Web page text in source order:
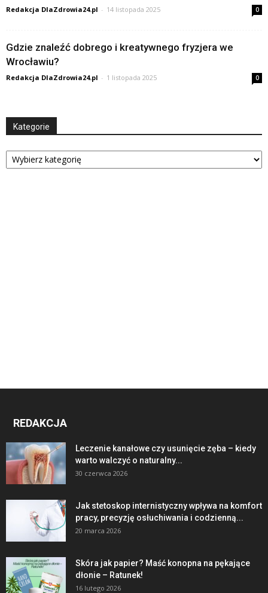
Redakcja DlaZdrowia24.pl - 14 listopada 2025 0
Gdzie znaleźć dobrego i kreatywnego fryzjera we
Wrocławiu?
Redakcja DlaZdrowia24.pl - 1 listopada 2025 0
Kategorie
Kategorie
REDAKCJA
Leczenie kanałowe czy usunięcie zęba – kiedy
warto walczyć o naturalny...
30 czerwca 2026
Jak stetoskop internistyczny wpływa na komfort
pracy, precyzję osłuchiwania i codzienną...
20 marca 2026
Skóra jak papier? Maść konopna na pękające
dłonie – Ratunek!
16 lutego 2026